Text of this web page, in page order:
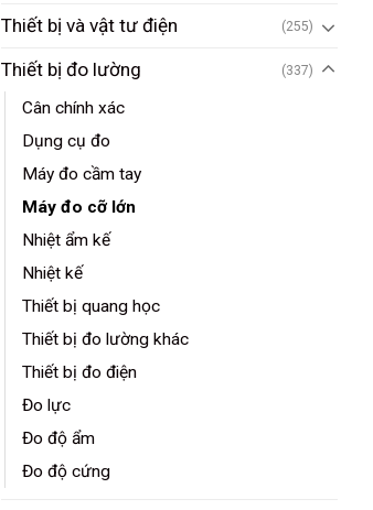
Thiết bị và vật tư điện (255)
Thiết bị đo lường (337)
Cân chính xác
Dụng cụ đo
Máy đo cầm tay
Máy đo cỡ lớn
Nhiệt ẩm kế
Nhiệt kế
Thiết bị quang học
Thiết bị đo lường khác
Thiết bị đo điện
Đo lực
Đo độ ẩm
Đo độ cứng